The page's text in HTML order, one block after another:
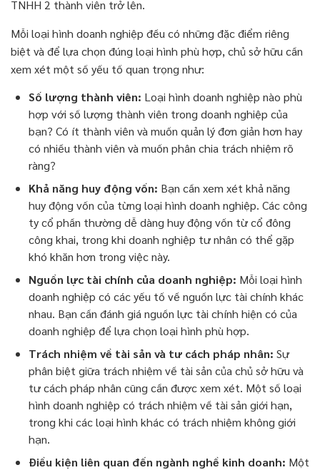
TNHH 2 thành viên trở lên.
Mỗi loại hình doanh nghiệp đều có những đặc điểm riêng
biệt và để lựa chọn đúng loại hình phù hợp, chủ sở hữu cần
xem xét một số yếu tố quan trọng như:
Số lượng thành viên: Loại hình doanh nghiệp nào phù
hợp với số lượng thành viên trong doanh nghiệp của
bạn? Có ít thành viên và muốn quản lý đơn giản hơn hay
có nhiều thành viên và muốn phân chia trách nhiệm rõ
ràng?
Khả năng huy động vốn: Bạn cần xem xét khả năng
huy động vốn của từng loại hình doanh nghiệp. Các công
ty cổ phần thường dễ dàng huy động vốn từ cổ đông
công khai, trong khi doanh nghiệp tư nhân có thể gặp
khó khăn hơn trong việc này.
Nguồn lực tài chính của doanh nghiệp: Mỗi loại hình
doanh nghiệp có các yếu tố về nguồn lực tài chính khác
nhau. Bạn cần đánh giá nguồn lực tài chính hiện có của
doanh nghiệp để lựa chọn loại hình phù hợp.
Trách nhiệm về tài sản và tư cách pháp nhân: Sự
phân biệt giữa trách nhiệm về tài sản của chủ sở hữu và
tư cách pháp nhân cũng cần được xem xét. Một số loại
hình doanh nghiệp có trách nhiệm về tài sản giới hạn,
trong khi các loại hình khác có trách nhiệm không giới
hạn.
Điều kiện liên quan đến ngành nghề kinh doanh: Một